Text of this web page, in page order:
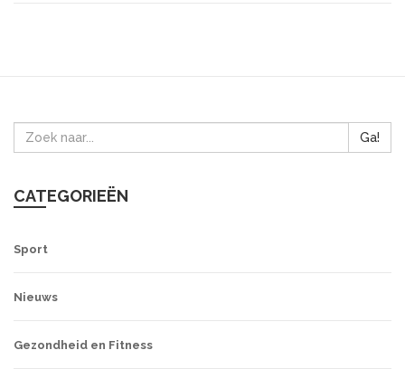
Ga!
CATEGORIEËN
Sport
Nieuws
Gezondheid en Fitness